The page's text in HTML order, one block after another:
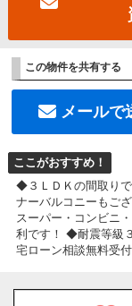
この物件を共有する
メールで
ここがおすすめ！
◆３ＬＤＫの間取り
ナーバルコニーもご
スーパー・コンビニ
利です！ ◆耐震等級
宅ローン相談無料受付